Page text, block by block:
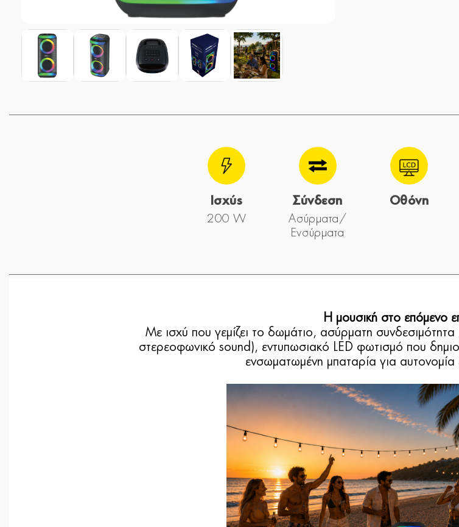
Ισχύς
200 W
Σύνδεση
Ασύρματα/
Ενσύρματα
Οθόνη
H μουσική στο επόμενο
Με ισχύ που γεμίζει το δωμάτιο, ασύρματη
στερεοφωνικό sound), εντυπωσιακό LED φωτισμό που
ενσωματωμένη μπαταρία για αυτονομία